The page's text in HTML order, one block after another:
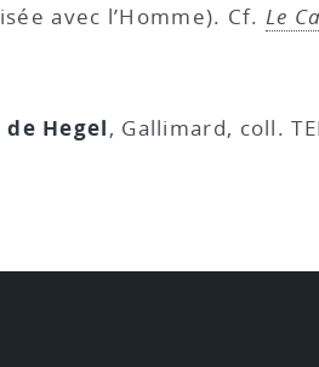
avec l’Homme). Cf.Le
Hegel, Gallimard, coll.